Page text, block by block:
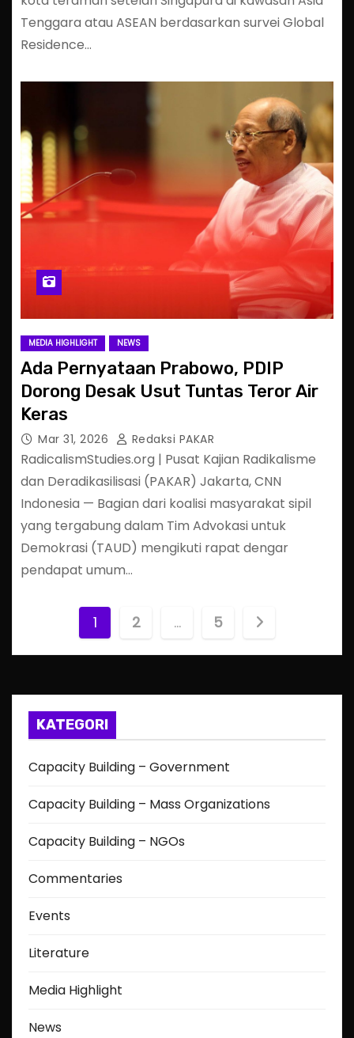
Tenggara atau ASEAN berdasarkan survei Global
Residence…
MEDIA HIGHLIGHT NEWS
Ada Pernyataan Prabowo, PDIP
Dorong Desak Usut Tuntas Teror Air
Keras
Mar 31, 2026 Redaksi PAKAR
RadicalismStudies.org | Pusat Kajian Radikalisme
dan Deradikasilisasi (PAKAR) Jakarta, CNN
Indonesia — Bagian dari koalisi masyarakat sipil
yang tergabung dalam Tim Advokasi untuk
Demokrasi (TAUD) mengikuti rapat dengar
pendapat umum…
o
s
t
s
a
g
i
a
t
1 2 … 5
KATEGORI
Capacity Building – Government
Capacity Building – Mass Organizations
Capacity Building – NGOs
Commentaries
Events
Literature
Media Highlight
News